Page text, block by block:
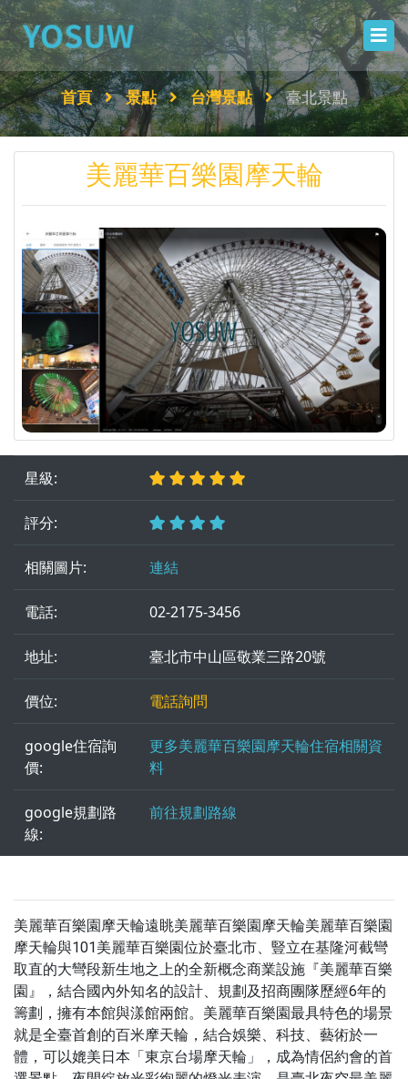
首頁 景點 台灣景點 臺北景點
美麗華百樂園摩天輪
星級:
評分:
相關圖片: 連結
電話: 02-2175-3456
地址: 臺北市中山區敬業三路20號
價位: 電話詢問
google住宿詢
價:
更多美麗華百樂園摩天輪住宿相關資
料
google規劃路
線:
前往規劃路線
美麗華百樂園摩天輪遠眺美麗華百樂園摩天輪美麗華百樂園
摩天輪與101美麗華百樂園位於臺北市、豎立在基隆河截彎
取直的大彎段新生地之上的全新概念商業設施『美麗華百樂
園』，結合國內外知名的設計、規劃及招商團隊歷經6年的
籌劃，擁有本館與漾館兩館。美麗華百樂園最具特色的場景
就是全臺首創的百米摩天輪，結合娛樂、科技、藝術於一
體，可以媲美日本「東京台場摩天輪」，成為情侶約會的首